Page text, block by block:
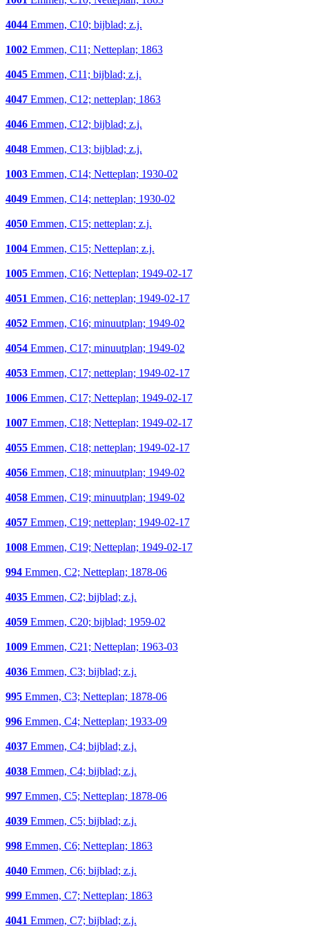
4044 Emmen, C10; bijblad; z.j.
1002 Emmen, C11; Netteplan; 1863
4045 Emmen, C11; bijblad; z.j.
4047 Emmen, C12; netteplan; 1863
4046 Emmen, C12; bijblad; z.j.
4048 Emmen, C13; bijblad; z.j.
1003 Emmen, C14; Netteplan; 1930-02
4049 Emmen, C14; netteplan; 1930-02
4050 Emmen, C15; netteplan; z.j.
1004 Emmen, C15; Netteplan; z.j.
1005 Emmen, C16; Netteplan; 1949-02-17
4051 Emmen, C16; netteplan; 1949-02-17
4052 Emmen, C16; minuutplan; 1949-02
4054 Emmen, C17; minuutplan; 1949-02
4053 Emmen, C17; netteplan; 1949-02-17
1006 Emmen, C17; Netteplan; 1949-02-17
1007 Emmen, C18; Netteplan; 1949-02-17
4055 Emmen, C18; netteplan; 1949-02-17
4056 Emmen, C18; minuutplan; 1949-02
4058 Emmen, C19; minuutplan; 1949-02
4057 Emmen, C19; netteplan; 1949-02-17
1008 Emmen, C19; Netteplan; 1949-02-17
994 Emmen, C2; Netteplan; 1878-06
4035 Emmen, C2; bijblad; z.j.
4059 Emmen, C20; bijblad; 1959-02
1009 Emmen, C21; Netteplan; 1963-03
4036 Emmen, C3; bijblad; z.j.
995 Emmen, C3; Netteplan; 1878-06
996 Emmen, C4; Netteplan; 1933-09
4037 Emmen, C4; bijblad; z.j.
4038 Emmen, C4; bijblad; z.j.
997 Emmen, C5; Netteplan; 1878-06
4039 Emmen, C5; bijblad; z.j.
998 Emmen, C6; Netteplan; 1863
4040 Emmen, C6; bijblad; z.j.
999 Emmen, C7; Netteplan; 1863
4041 Emmen, C7; bijblad; z.j.